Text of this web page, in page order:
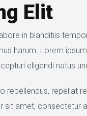
Elit
in blanditiis
harum. Lorem
eligendi natus
repellat
amet, consectetur